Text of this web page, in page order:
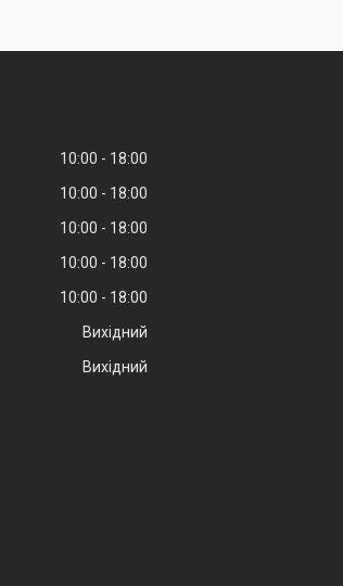
10:00
18:00
10:00
18:00
10:00
18:00
10:00
18:00
10:00
18:00
Вихідний
Вихідний